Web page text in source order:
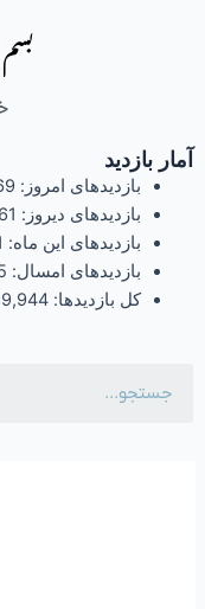
آمار بازدید
بازدیدهای امروز:
بازدیدهای دیروز:
بازدیدهای این ماه:
بازدیدهای امسال:
کل بازدیدها: